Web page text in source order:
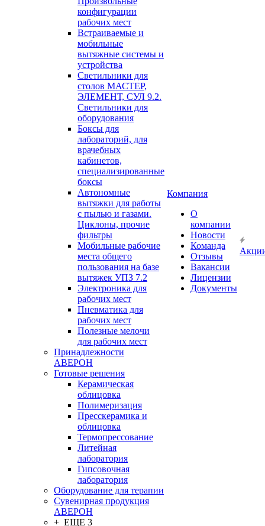
конфигурации
рабочих мест
Встраиваемые и
мобильные
вытяжные системы и
устройства
Светильники для
столов МАСТЕР,
ЭЛЕМЕНТ, СУЛ 9.2.
Светильники для
оборудования
Боксы для
лабораторий, для
врачебных
кабинетов,
специализированные
боксы
Автономные
вытяжки для работы
с пылью и газами.
Циклоны, прочие
фильтры
Мобильные рабочие
места общего
пользования на базе
вытяжек УПЗ 7.2
Электроника для
рабочих мест
Пневматика для
рабочих мест
Полезные мелочи
для рабочих мест
Принадлежности
АВЕРОН
Готовые решения
Керамическая
облицовка
Полимеризация
Пресскерамика и
облицовка
Термопрессование
Литейная
лаборатория
Гипсовочная
лаборатория
Оборудование для терапии
Сувенирная продукция
АВЕРОН
+ ЕЩЕ 3
Компания
О
компании
Новости
Команда
Отзывы
Вакансии
Лицензии
Документы